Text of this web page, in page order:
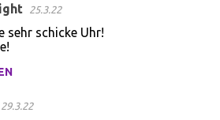
25.3.22
sehr schicke Uhr!
29.3.22